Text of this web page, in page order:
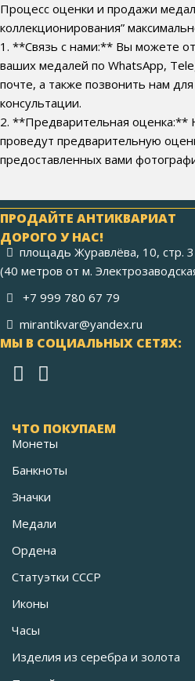
Процесс оценки и продажи
коллекционирования”
1. **Связь с нами:** Вы можете
ваших медалей по WhatsApp,
почте, а также позвонить нам
консультации.
2. **Предварительная оценка:**
проведут предварительную
предоставленных вами
ПРОДАЙТЕ АНТИКВАРИАТ
ДОРОГО У НАС!
площадь Журавлёва, 10, стр. 3
(40 метров от м.
+7 999 780 67 79
mirantikvar@yandex.ru
МЫ В СОЦИАЛЬНЫХ СЕТЯХ:
ЧТО ПОКУПАЕМ
Монеты
Банкноты
Значки
Медали
Ордена
Статуэтки СССР
Иконы
Часы
Изделия из серебра и золота